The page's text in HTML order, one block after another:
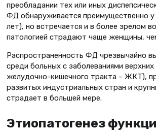
преобладании тех или иных
ФД обнаруживается преимущественно
лет), но встречается и в более зрелом
патологией страдают чаще женщины,
Распространенность ФД чрезвычайно
среди больных с заболеваниями
желудочно-кишечного тракта – ЖКТ),
развитых индустриальных стран и
страдает в большей мере.
Этиопатогенез